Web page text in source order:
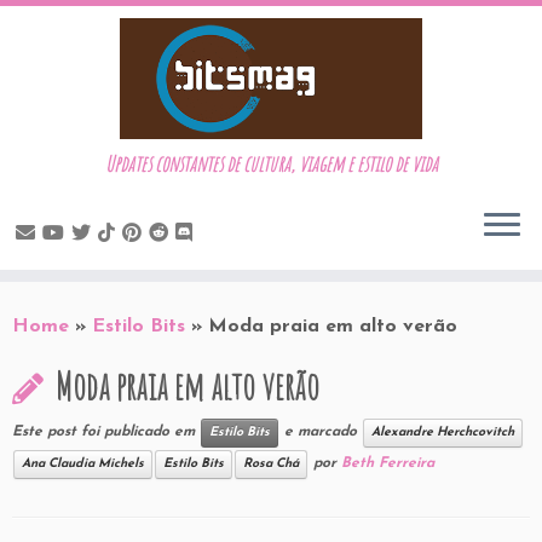
to
Updates constantes de cultura, viagem e estilo de vida
Home » Estilo Bits » Moda praia em alto verão
Moda praia em alto verão
Este post foi publicado em Estilo Bits e marcado Alexandre Herchcovitch
Ana Claudia Michels Estilo Bits Rosa Chá por Beth Ferreira